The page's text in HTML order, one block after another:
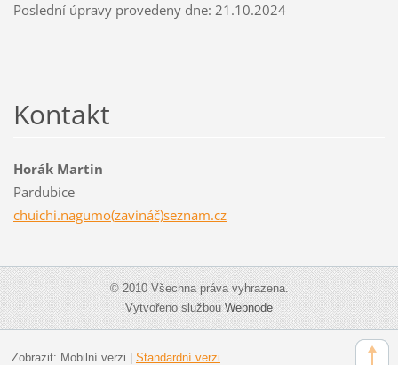
Poslední úpravy provedeny dne: 21.10.2024
Kontakt
Horák Martin
Pardubice
chuichi.nagumo(zavináč)seznam.cz
© 2010 Všechna práva vyhrazena.
Vytvořeno službouWebnode
Zobrazit: Mobilní verzi | Standardní verzi